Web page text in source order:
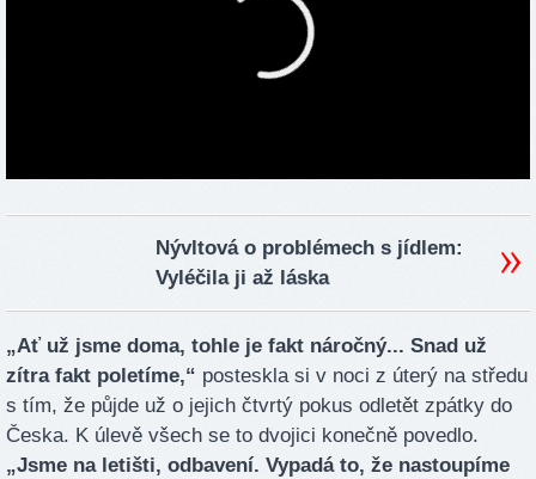
Nývltová o problémech s jídlem:
Vyléčila ji až láska
„Ať už jsme doma, tohle je fakt náročný... Snad už
zítra fakt poletíme,“ posteskla si v noci z úterý na středu
s tím, že půjde už o jejich čtvrtý pokus odletět zpátky do
Česka. K úlevě všech se to dvojici konečně povedlo.
„Jsme na letišti, odbavení. Vypadá to, že nastoupíme